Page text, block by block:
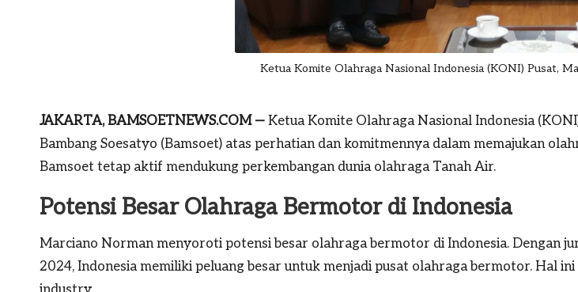
Ketua Komite Olahraga Nasional Indonesia (KONI) Pusat,
JAKARTA, BAMSOETNEWS.COM — Ketua Komite Olahraga Nasional Indonesia
Bambang Soesatyo (Bamsoet) atas perhatian dan komitmennya dalam memajukan
Bamsoet tetap aktif mendukung perkembangan dunia olahraga Tanah Air.
Potensi Besar Olahraga Bermotor di Indonesia
Marciano Norman menyoroti potensi besar olahraga bermotor di Indonesia. Dengan
2024, Indonesia memiliki peluang besar untuk menjadi pusat olahraga bermotor. Hal